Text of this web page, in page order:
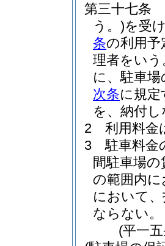
第三十七条
う。)を受
条の利用予
理者をい
に、駐車
次条に規
を、納付
2
利用料金
3
駐車料金
間駐車場
の範囲内
において
ならない。
(平一